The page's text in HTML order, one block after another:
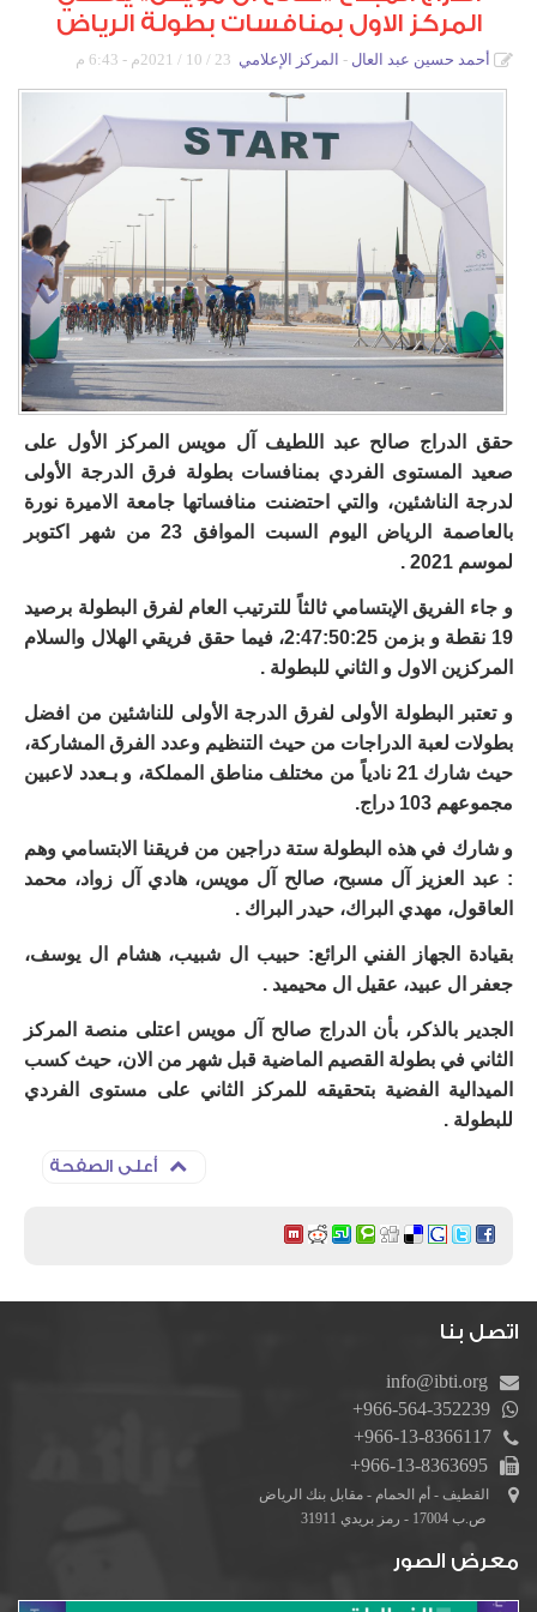
دورات كروية
دورة الصواري
بطولة أم الحمام المفتوحة للتنس
دورة أشبال التحدي
دورة كرة القدم الرمضانية الاولى لدرجة البراعم
المركز الاول بمنافسات بطولة الرياض
أحمد حسين عبد العال المركز الإعلامي 23 / 10 / 2021م - 6:43 م
حقق الدراج صالح عبد اللطيف آل مويس المركز الأول على
صعيد المستوى الفردي بمنافسات بطولة فرق الدرجة الأولى
لدرجة الناشئين، والتي احتضنت منافساتها جامعة الاميرة نورة
بالعاصمة الرياض اليوم السبت الموافق 23 من شهر اكتوبر
لموسم 2021 .
و جاء الفريق الإبتسامي ثالثاً للترتيب العام لفرق البطولة برصيد
19 نقطة و بزمن 2:47:50:25، فيما حقق فريقي الهلال والسلام
المركزين الاول و الثاني للبطولة .
و تعتبر البطولة الأولى لفرق الدرجة الأولى للناشئين من افضل
بطولات لعبة الدراجات من حيث التنظيم وعدد الفرق المشاركة،
حيث شارك 21 نادياً من مختلف مناطق المملكة، و بـعدد لاعبين
مجموعهم 103 دراج.
و شارك في هذه البطولة ستة دراجين من فريقنا الابتسامي وهم
: عبد العزيز آل مسبح، صالح آل مويس، هادي آل زواد، محمد
العاقول، مهدي البراك، حيدر البراك .
بقيادة الجهاز الفني الرائع: حبيب ال شبيب، هشام ال يوسف،
جعفر ال عبيد، عقيل ال محيميد .
الجدير بالذكر، بأن الدراج صالح آل مويس اعتلى منصة المركز
الثاني في بطولة القصيم الماضية قبل شهر من الان، حيث كسب
الميدالية الفضية بتحقيقه للمركز الثاني على مستوى الفردي
للبطولة .
أعلى الصفحة
اتصل بنا
info@ibti.org
+966-564-352239
+966-13-8366117
+966-13-8363695
القطيف - أم الحمام - مقابل بنك الرياض
ص.ب 17004 - رمز بريدي 31911
معرض الصور